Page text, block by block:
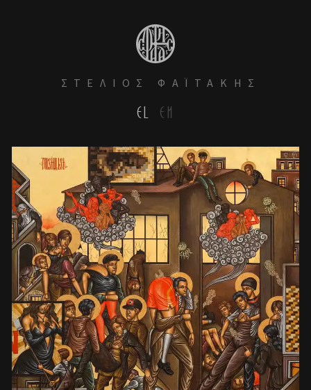
ΣΤΕΛΙΟΣ ΦΑΪΤΑΚΗΣ
EL EN